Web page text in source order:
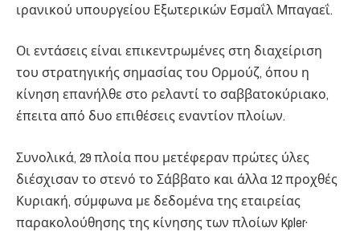
ιρανικού υπουργείου Εξωτερικών Εσμαΐλ Μπαγαεΐ.
Οι εντάσεις είναι επικεντρωμένες στη διαχείριση
του στρατηγικής σημασίας του Ορμούζ, όπου η
κίνηση επανήλθε στο ρελαντί το σαββατοκύριακο,
έπειτα από δυο επιθέσεις εναντίον πλοίων.
Συνολικά, 29 πλοία που μετέφεραν πρώτες ύλες
διέσχισαν το στενό το Σάββατο και άλλα 12 προχθές
Κυριακή, σύμφωνα με δεδομένα της εταιρείας
παρακολούθησης της κίνησης των πλοίων Kpler·